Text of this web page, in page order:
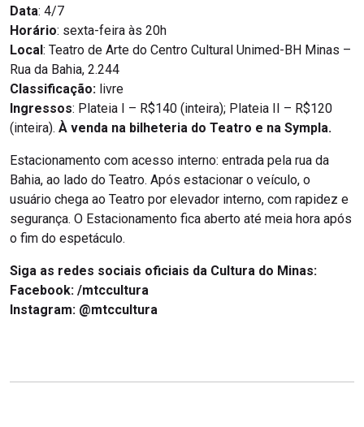
Data: 4/7
Horário: sexta-feira às 20h
Local: Teatro de Arte do Centro Cultural Unimed-BH Minas –
Rua da Bahia, 2.244
Classificação: livre
Ingressos: Plateia I – R$140 (inteira); Plateia II – R$120
(inteira). À venda na bilheteria do Teatro e na Sympla.
Estacionamento com acesso interno: entrada pela rua da
Bahia, ao lado do Teatro. Após estacionar o veículo, o
usuário chega ao Teatro por elevador interno, com rapidez e
segurança. O Estacionamento fica aberto até meia hora após
o fim do espetáculo.
Siga as redes sociais oficiais da Cultura do Minas:
Facebook: /mtccultura
Instagram: @mtccultura